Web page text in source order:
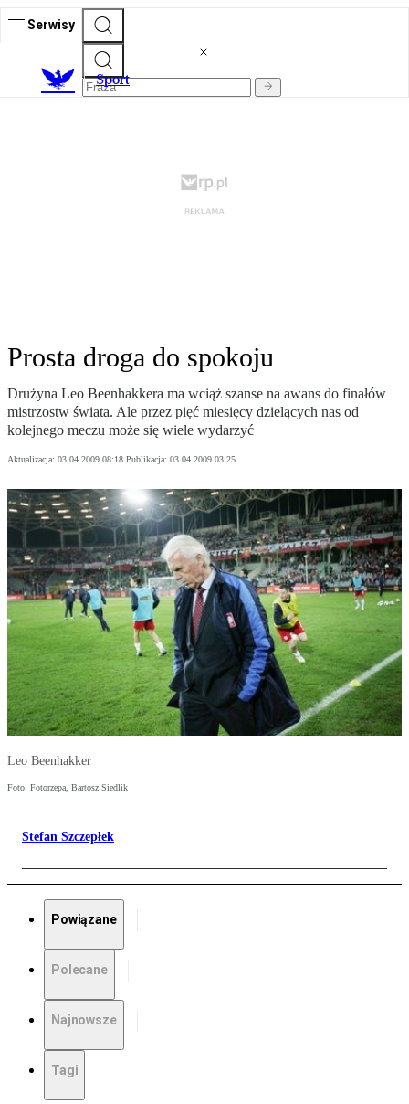
Serwisy
Sport
Prosta droga do spokoju
Drużyna Leo Beenhakkera ma wciąż szanse na awans do finałów
mistrzostw świata. Ale przez pięć miesięcy dzielących nas od
kolejnego meczu może się wiele wydarzyć
Aktualizacja: 03.04.2009 08:18 Publikacja: 03.04.2009 03:25
Leo Beenhakker
Foto: Fotorzepa, Bartosz Siedlik
Stefan Szczepłek
Powiązane
Polecane
Najnowsze
Tagi